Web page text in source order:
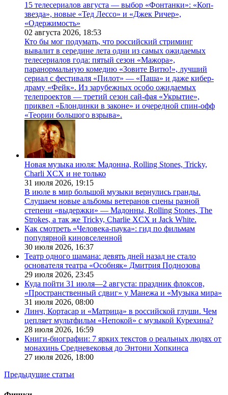
15 телесериалов августа — выбор «Фонтанки»: «Коп-
звезда», новые «Тед Лессо» и «Джек Ричер»,
«Одержимость»
02 августа 2026, 18:53
Кто бы мог подумать, что российский стриминг
вывалит в середине лета одни из самых ожидаемых
телесериалов года: пятый сезон «Мажора»,
паранормальную комедию «Зовите Витю!», лучший
сериал с фестиваля «Пилот» — «Паша» и даже кибер-
драму «Фейк». Из зарубежных особо ожидаемых
телепроектов — третий сезон сай-фая «Укрытие»,
приквел «Блондинки в законе» и очередной спин-офф
«Теории большого взрыва».
Новая музыка июля: Мадонна, Rolling Stones, Tricky,
Charli XCX и не только
31 июля 2026, 19:15
В июле в мир большой музыки вернулись гранды.
Слушаем новые альбомы ветеранов сцены разной
степени «выдержки» — Мадонны, Rolling Stones, The
Strokes, а так же Tricky, Charlie XCX и Jack White.
Как смотреть «Человека-паука»: гид по фильмам
популярной киновселенной
30 июля 2026, 16:37
Театр одного шамана: девять дней назад не стало
основателя театра «Особняк» Дмитрия Поднозова
29 июля 2026, 23:45
Куда пойти 31 июля—2 августа: праздник флоксов,
«Пространственный сдвиг» у Манежа и «Музыка мира»
31 июля 2026, 08:00
Линч, Кортасар и «Матрица» в российской глуши. Чем
цепляет мультфильм «Непокой» с музыкой Курехина?
28 июля 2026, 16:59
Книги-биографии: 7 ярких текстов о реальных людях от
монахинь Средневековья до Энтони Хопкинса
27 июля 2026, 18:00
Предыдущие статьи